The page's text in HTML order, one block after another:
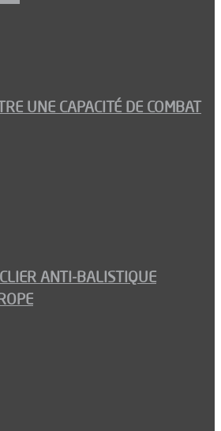
UNE CAPACITÉ DE COMBAT
ANTI-BALISTIQUE